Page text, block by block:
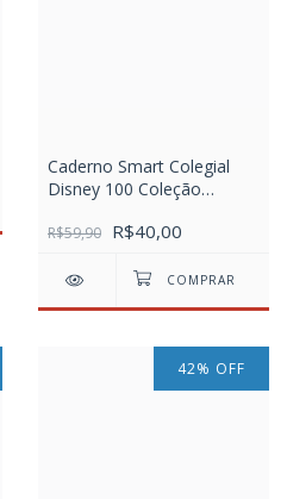
Caderno Smart Colegial
Disney 100 Coleção
R$59,90 R$40,00
42% OFF